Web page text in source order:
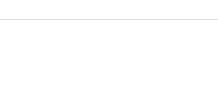
Additional information: Bitte fordern Sie für größere Mengen